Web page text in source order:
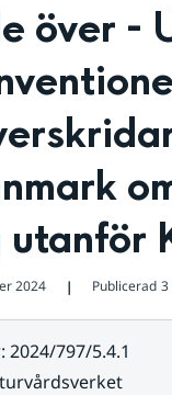
över -
2024 ❘ Publicerad 3
: 2024/797/5.4.1